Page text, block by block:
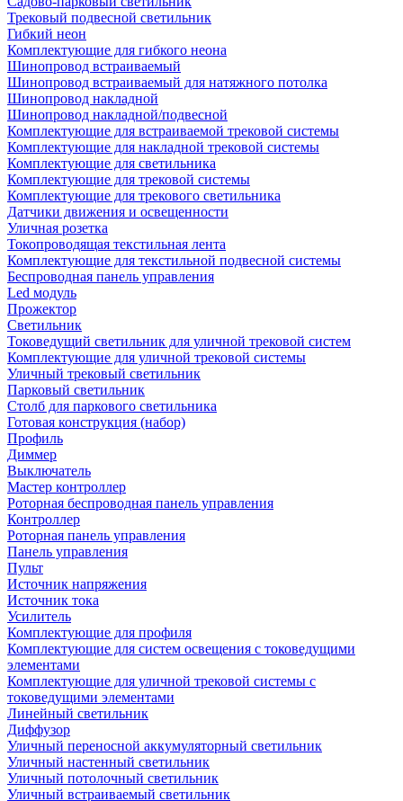
Трековый подвесной светильник
Гибкий неон
Комплектующие для гибкого неона
Шинопровод встраиваемый
Шинопровод встраиваемый для натяжного потолка
Шинопровод накладной
Шинопровод накладной/подвесной
Комплектующие для встраиваемой трековой системы
Комплектующие для накладной трековой системы
Комплектующие для светильника
Комплектующие для трековой системы
Комплектующие для трекового светильника
Датчики движения и освещенности
Уличная розетка
Токопроводящая текстильная лента
Комплектующие для текстильной подвесной системы
Беспроводная панель управления
Led модуль
Прожектор
Светильник
Токоведущий светильник для уличной трековой систем
Комплектующие для уличной трековой системы
Уличный трековый светильник
Парковый светильник
Столб для паркового светильника
Готовая конструкция (набор)
Профиль
Диммер
Выключатель
Мастер контроллер
Роторная беспроводная панель управления
Контроллер
Роторная панель управления
Панель управления
Пульт
Источник напряжения
Источник тока
Усилитель
Комплектующие для профиля
Комплектующие для систем освещения с токоведущими
элементами
Комплектующие для уличной трековой системы с
токоведущими элементами
Линейный светильник
Диффузор
Уличный переносной аккумуляторный светильник
Уличный настенный светильник
Уличный потолочный светильник
Уличный встраиваемый светильник